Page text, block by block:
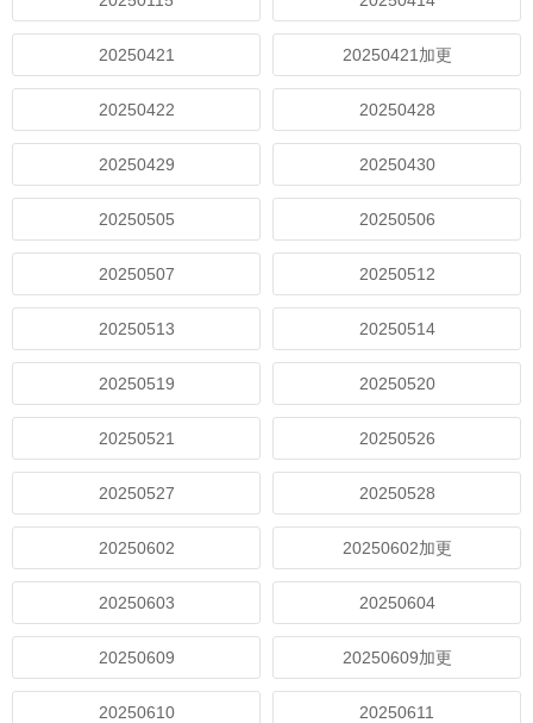
20250421 20250421加更
20250422 20250428
20250429 20250430
20250505 20250506
20250507 20250512
20250513 20250514
20250519 20250520
20250521 20250526
20250527 20250528
20250602 20250602加更
20250603 20250604
20250609 20250609加更
20250610 20250611